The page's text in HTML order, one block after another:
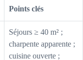
Points clés
Séjours ≥ 40 m² ;
charpente apparente ;
cuisine ouverte ;